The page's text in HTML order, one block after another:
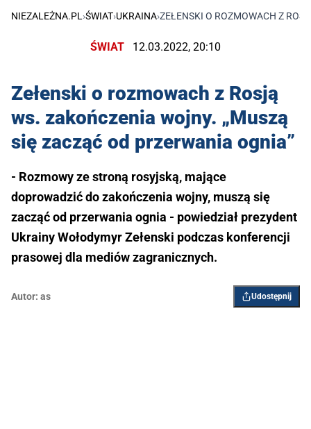
NIEZALEŻNA.PL ›ŚWIAT›UKRAINA›ZEŁENSKI O ROZMOWACH Z
ŚWIAT 12.03.2022, 20:10
Zełenski o rozmowach z Rosją
ws. zakończenia wojny. „Muszą
się zacząć od przerwania ognia”
- Rozmowy ze stroną rosyjską, mające
doprowadzić do zakończenia wojny, muszą się
zacząć od przerwania ognia - powiedział prezydent
Ukrainy Wołodymyr Zełenski podczas konferencji
prasowej dla mediów zagranicznych.
Autor: as Udostępnij